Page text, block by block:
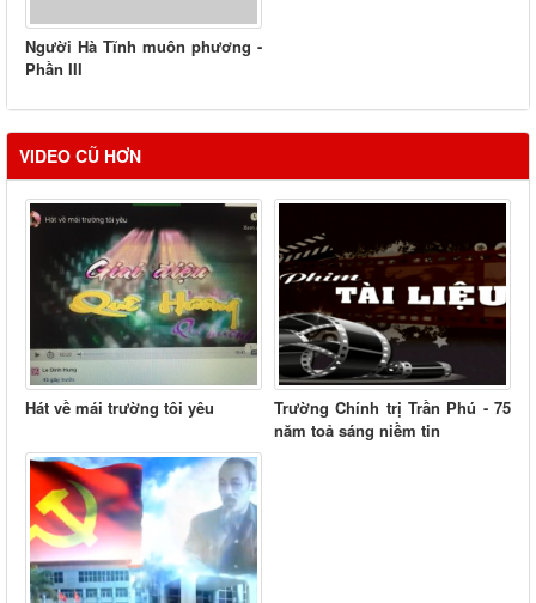
Người Hà Tĩnh muôn phương -
Phần III
VIDEO CŨ HƠN
Hát về mái trường tôi yêu
Trường Chính trị Trần Phú - 75
năm toả sáng niềm tin